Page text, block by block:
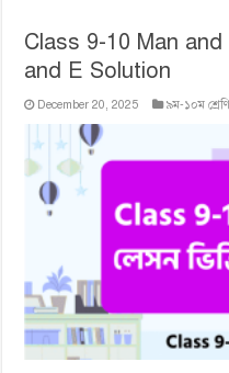
Class 9-10 Man
and E Solution
December 20, 2025 ৯ম-১০ম শ্রেণি